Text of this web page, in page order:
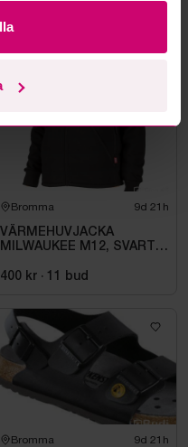
Bromma 9d 21h
VÄRMEHUVJACKA
MILWAUKEE M12, SVART
400 kr · 11 bud
Oanvänd
Bromma 9d 21h